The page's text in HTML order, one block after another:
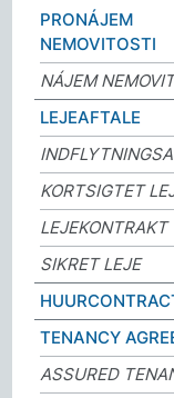
PRONÁJEM
NEMOVITOSTI
NÁJEM
LEJEAFTALE
KORTSIGTET
LEJEKONTRAKT
SIKRET LEJE
TENANCY
ASSURED